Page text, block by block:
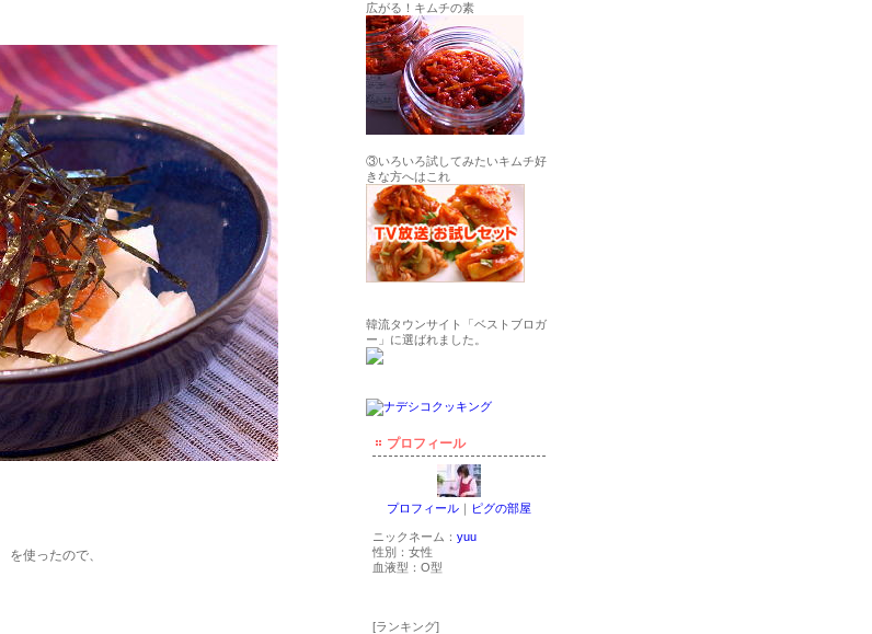
広がる！キムチの素
③いろいろ試してみたいキムチ好
きな方へはこれ
韓流タウンサイト「ベストブロガ
ー」に選ばれました。
プロフィール
プロフィール ｜ ピグの部屋
ニックネーム： yuu
性別： 女性
血液型： O型
[ランキング]
を使ったので、